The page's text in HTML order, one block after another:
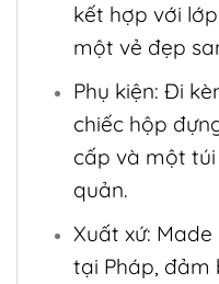
kết hợp với
một vẻ đẹp
Phụ kiện: Đi
chiếc hộp
cấp và một
quản.
Xuất xứ: Made
tại Pháp, đảm